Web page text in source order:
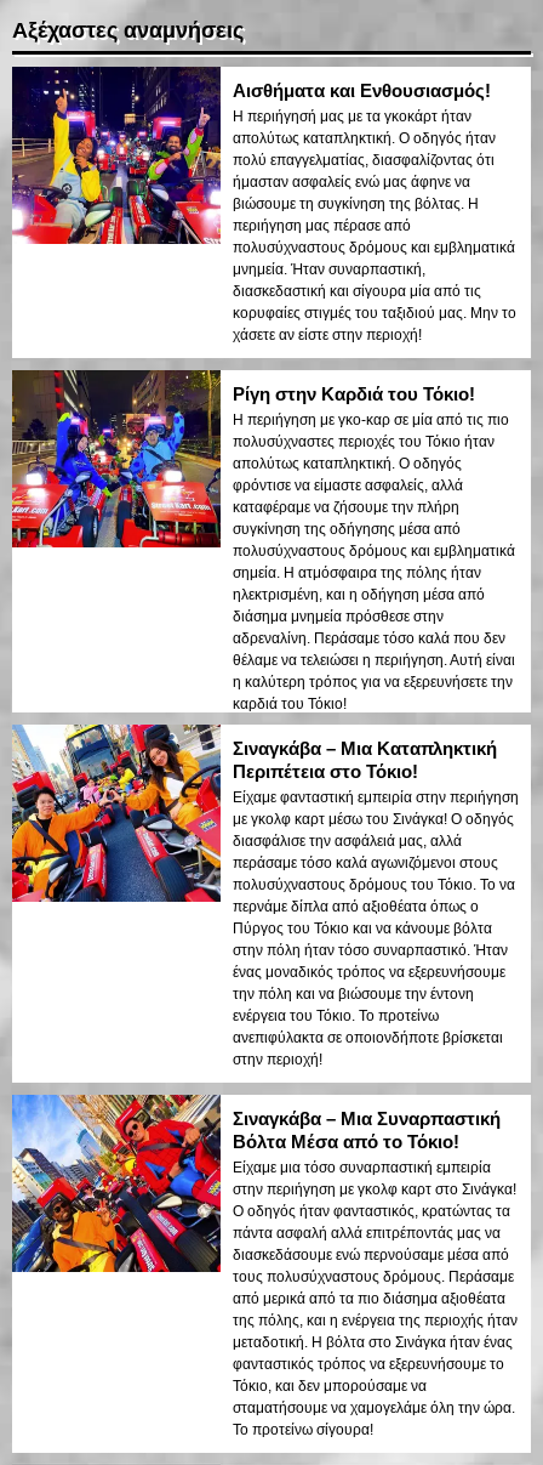
Αξέχαστες αναμνήσεις
Αισθήματα και Ενθουσιασμός!
Η περιήγησή μας με τα γκοκάρτ ήταν
απολύτως καταπληκτική. Ο οδηγός ήταν
πολύ επαγγελματίας, διασφαλίζοντας ότι
ήμασταν ασφαλείς ενώ μας άφηνε να
βιώσουμε τη συγκίνηση της βόλτας. Η
περιήγηση μας πέρασε από
πολυσύχναστους δρόμους και εμβληματικά
μνημεία. Ήταν συναρπαστική,
διασκεδαστική και σίγουρα μία από τις
κορυφαίες στιγμές του ταξιδιού μας. Μην το
χάσετε αν είστε στην περιοχή!
Ρίγη στην Καρδιά του Τόκιο!
Η περιήγηση με γκο-καρ σε μία από τις πιο
πολυσύχναστες περιοχές του Τόκιο ήταν
απολύτως καταπληκτική. Ο οδηγός
φρόντισε να είμαστε ασφαλείς, αλλά
καταφέραμε να ζήσουμε την πλήρη
συγκίνηση της οδήγησης μέσα από
πολυσύχναστους δρόμους και εμβληματικά
σημεία. Η ατμόσφαιρα της πόλης ήταν
ηλεκτρισμένη, και η οδήγηση μέσα από
διάσημα μνημεία πρόσθεσε στην
αδρεναλίνη. Περάσαμε τόσο καλά που δεν
θέλαμε να τελειώσει η περιήγηση. Αυτή είναι
η καλύτερη τρόπος για να εξερευνήσετε την
καρδιά του Τόκιο!
Σιναγκάβα – Μια Καταπληκτική
Περιπέτεια στο Τόκιο!
Είχαμε φανταστική εμπειρία στην περιήγηση
με γκολφ καρτ μέσω του Σινάγκα! Ο οδηγός
διασφάλισε την ασφάλειά μας, αλλά
περάσαμε τόσο καλά αγωνιζόμενοι στους
πολυσύχναστους δρόμους του Τόκιο. Το να
περνάμε δίπλα από αξιοθέατα όπως ο
Πύργος του Τόκιο και να κάνουμε βόλτα
στην πόλη ήταν τόσο συναρπαστικό. Ήταν
ένας μοναδικός τρόπος να εξερευνήσουμε
την πόλη και να βιώσουμε την έντονη
ενέργεια του Τόκιο. Το προτείνω
ανεπιφύλακτα σε οποιονδήποτε βρίσκεται
στην περιοχή!
Σιναγκάβα – Μια Συναρπαστική
Βόλτα Μέσα από το Τόκιο!
Είχαμε μια τόσο συναρπαστική εμπειρία
στην περιήγηση με γκολφ καρτ στο Σινάγκα!
Ο οδηγός ήταν φανταστικός, κρατώντας τα
πάντα ασφαλή αλλά επιτρέποντάς μας να
διασκεδάσουμε ενώ περνούσαμε μέσα από
τους πολυσύχναστους δρόμους. Περάσαμε
από μερικά από τα πιο διάσημα αξιοθέατα
της πόλης, και η ενέργεια της περιοχής ήταν
μεταδοτική. Η βόλτα στο Σινάγκα ήταν ένας
φανταστικός τρόπος να εξερευνήσουμε το
Τόκιο, και δεν μπορούσαμε να
σταματήσουμε να χαμογελάμε όλη την ώρα.
Το προτείνω σίγουρα!